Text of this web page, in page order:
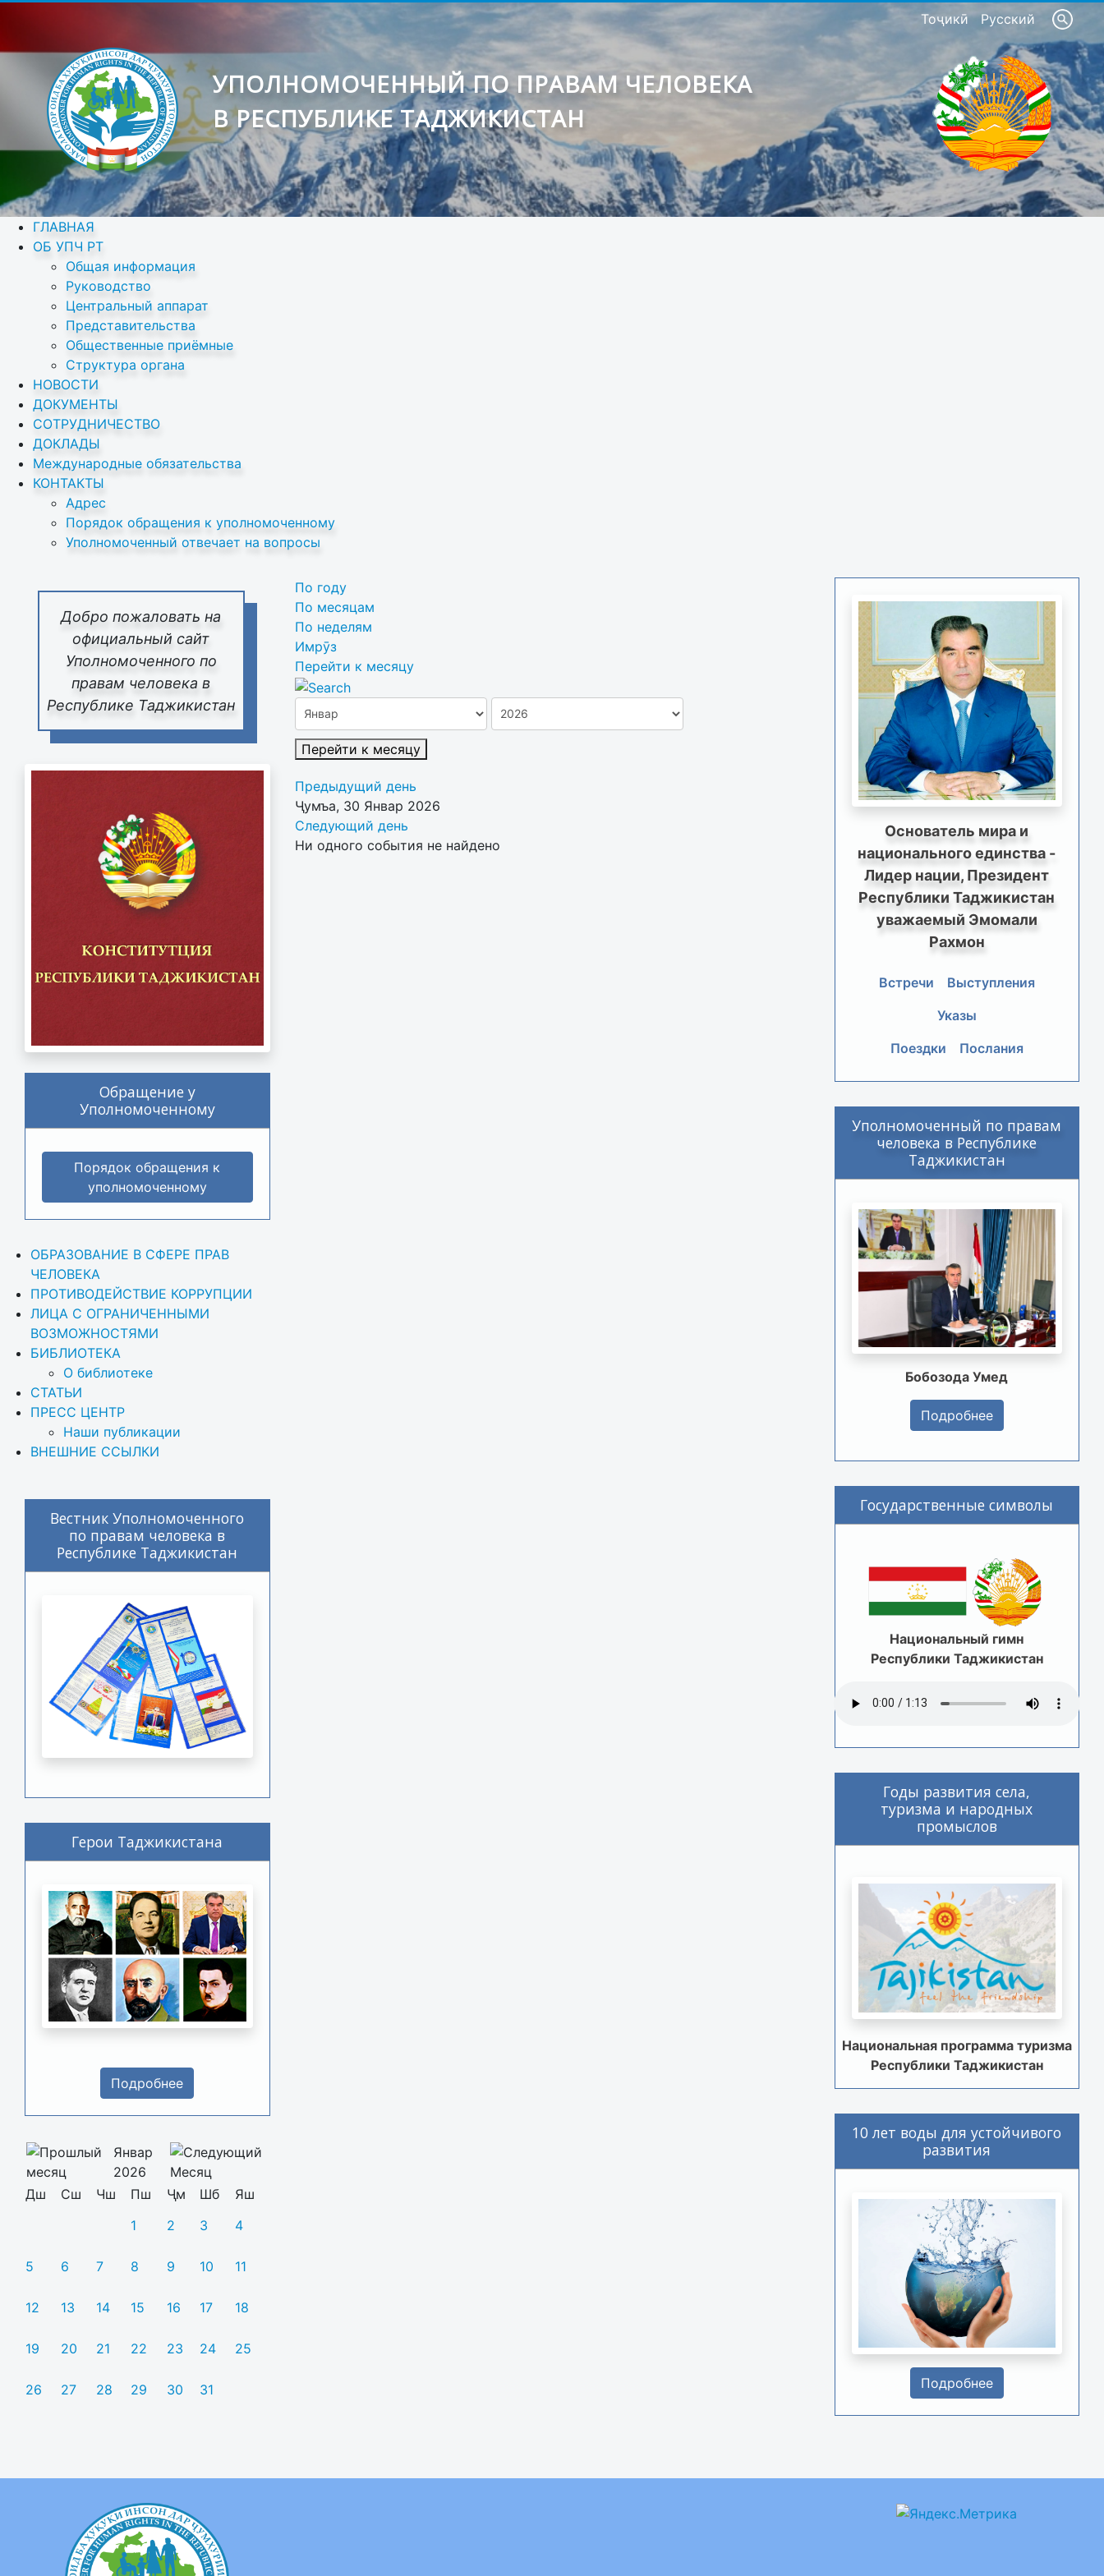
Тоҷикӣ Русский
УПОЛНОМОЧЕННЫЙ ПО ПРАВАМ ЧЕЛОВЕКА
В РЕСПУБЛИКЕ ТАДЖИКИСТАН
ГЛАВНАЯ
ОБ УПЧ РТ
Общая информация
Руководство
Центральный аппарат
Представительства
Общественные приёмные
Структура органа
НОВОСТИ
ДОКУМЕНТЫ
СОТРУДНИЧЕСТВО
ДОКЛАДЫ
Международные обязательства
КОНТАКТЫ
Адрес
Порядок обращения к уполномоченному
Уполномоченный отвечает на вопросы
Добро пожаловать на
официальный сайт
Уполномоченного по
правам человека в
Республике Таджикистан
Обращение у
Уполномоченному
Порядок обращения к
уполномоченному
ОБРАЗОВАНИЕ В СФЕРЕ ПРАВ
ЧЕЛОВЕКА
ПРОТИВОДЕЙСТВИЕ КОРРУПЦИИ
ЛИЦА С ОГРАНИЧЕННЫМИ
ВОЗМОЖНОСТЯМИ
БИБЛИОТЕКА
О библиотеке
СТАТЬИ
ПРЕСС ЦЕНТР
Наши публикации
ВНЕШНИЕ ССЫЛКИ
Вестник Уполномоченного
по правам человека в
Республике Таджикистан
Герои Таджикистана
Подробнее
Январ
2026
Дш
Сш Чш Пш Ҷм Шб
Яш
1
2 3 4
5 6 7 8 9 10 11
12 13 14 15 16 17 18
19 20 21 22 23 24 25
26 27 28 29 30 31
По году
По месяцам
По неделям
Имрӯз
Перейти к месяцу
Перейти к месяцу
Предыдущий день
Ҷумъа, 30 Январ 2026
Следующий день
Ни одного события не найдено
Основатель мира и
национального единства -
Лидер нации, Президент
Республики Таджикистан
уважаемый Эмомали
Рахмон
Встречи
Выступления
Указы
Поездки
Послания
Уполномоченный по правам
человека в Республике
Таджикистан
Бобозода Умед
Подробнее
Государственные символы
Национальный гимн
Республики Таджикистан
Годы развития села,
туризма и народных
промыслов
Национальная программа туризма
Республики Таджикистан
10 лет воды для устойчивого
развития
Подробнее